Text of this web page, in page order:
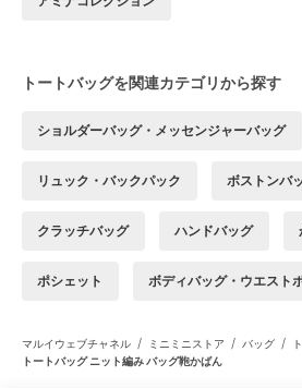
トートバッグを関連カテゴリから探す
ショルダーバッグ・メッセンジャーバッグ
リュック・バックパック ボストンバ
クラッチバッグ ハンドバッグ
ポシェット ボディバッグ・ウエスト
マルイウェブチャネル / ミニミニストア / バッグ /
トートバッグ ニット編み バッグ鞄かばん